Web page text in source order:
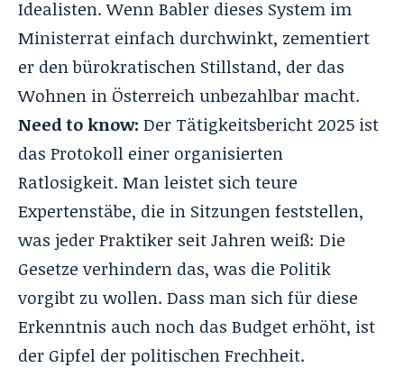
Idealisten. Wenn Babler dieses System im
Ministerrat einfach durchwinkt, zementiert
er den bürokratischen Stillstand, der das
Wohnen in Österreich unbezahlbar macht.
Need to know: Der Tätigkeitsbericht 2025 ist
das Protokoll einer organisierten
Ratlosigkeit. Man leistet sich teure
Expertenstäbe, die in Sitzungen feststellen,
was jeder Praktiker seit Jahren weiß: Die
Gesetze verhindern das, was die Politik
vorgibt zu wollen. Dass man sich für diese
Erkenntnis auch noch das Budget erhöht, ist
der Gipfel der politischen Frechheit.